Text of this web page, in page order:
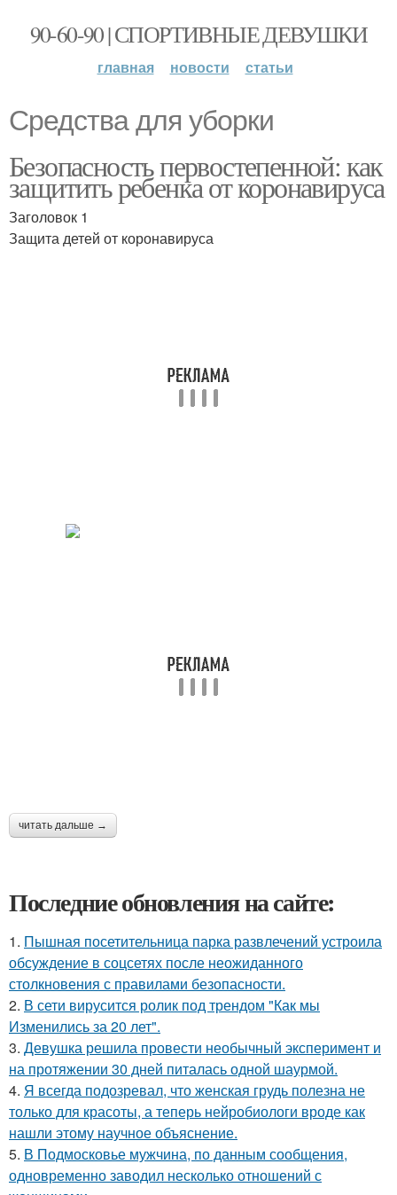
90-60-90 | СПОРТИВНЫЕ ДЕВУШКИ
главная новости статьи
Средства для уборки
Безопасность первостепенной: как
защитить ребенка от коронавируса
Заголовок 1
Защита детей от коронавируса
читать дальше →
Последние обновления на сайте:
1. Пышная посетительница парка развлечений устроила
обсуждение в соцсетях после неожиданного
столкновения с правилами безопасности.
2. В сети вирусится ролик под трендом "Как мы
Изменились за 20 лет".
3. Девушка решила провести необычный эксперимент и
на протяжении 30 дней питалась одной шаурмой.
4. Я всегда подозревал, что женская грудь полезна не
только для красоты, а теперь нейробиологи вроде как
нашли этому научное объяснение.
5. В Подмосковье мужчина, по данным сообщения,
одновременно заводил несколько отношений с